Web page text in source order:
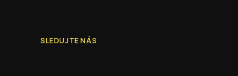
SLEDUJTE NÁS